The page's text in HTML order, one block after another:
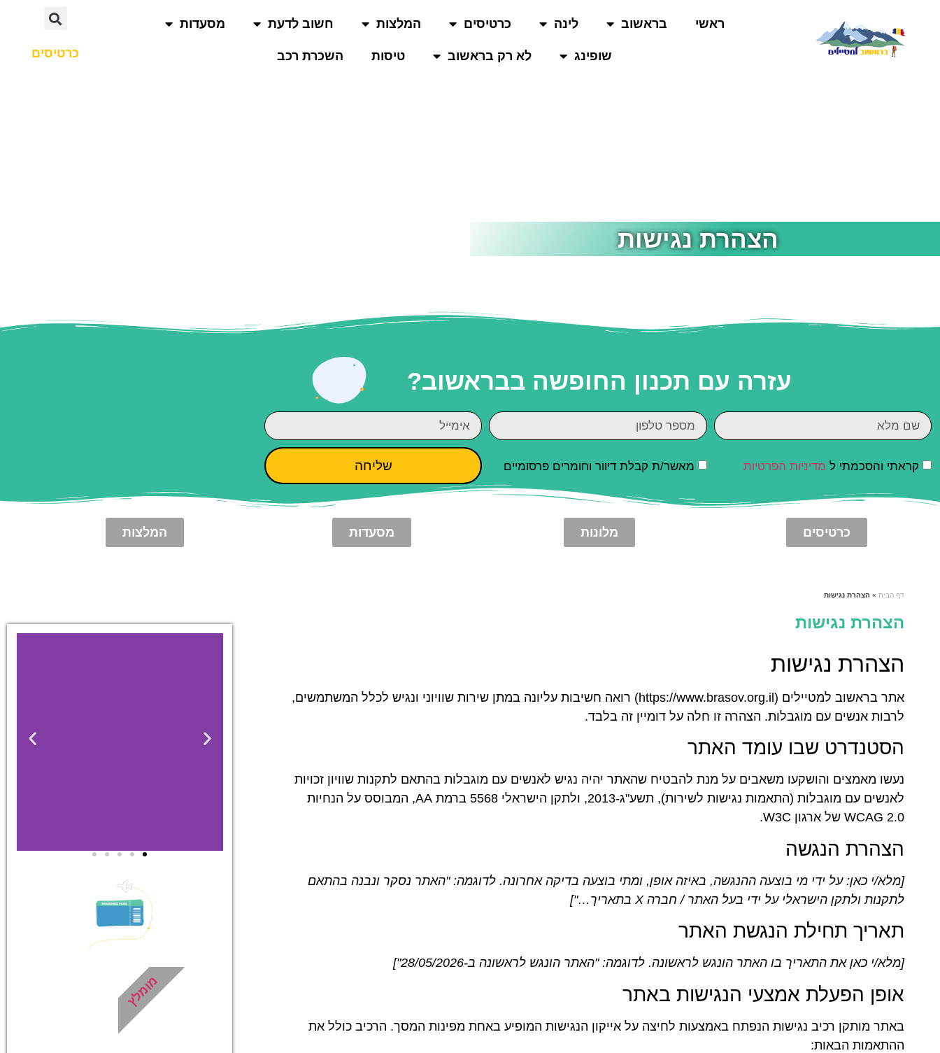
ראשי בראשוב לינה כרטיסים המלצות חשוב לדעת מסעדות
שופינג לא רק בראשוב טיסות השכרת רכב כרטיסים
הצהרת נגישות
עזרה עם תכנון החופשה בבראשוב?
קראתי והסכמתי ל מדיניות הפרטיות מאשר/ת קבלת דיוור וחומרים פרסומיים שליחה
כרטיסים מלונות מסעדות המלצות
דף הבית» הצהרת נגישות
הצהרת נגישות
הצהרת נגישות
אתר בראשוב למטיילים (https://www.brasov.org.il) רואה חשיבות עליונה במתן שירות שוויוני ונגיש לכלל המשתמשים,
לרבות אנשים עם מוגבלות. הצהרה זו חלה על דומיין זה בלבד.
הסטנדרט שבו עומד האתר
נעשו מאמצים והושקעו משאבים על מנת להבטיח שהאתר יהיה נגיש לאנשים עם מוגבלות בהתאם לתקנות שוויון זכויות
לאנשים עם מוגבלות (התאמות נגישות לשירות), תשע"ג-2013, ולתקן הישראלי 5568 ברמת AA, המבוסס על הנחיות
WCAG 2.0 של ארגון W3C.
הצהרת הנגשה
[מלא/י כאן: על ידי מי בוצעה ההנגשה, באיזה אופן, ומתי בוצעה בדיקה אחרונה. לדוגמה: "האתר נסקר ונבנה בהתאם
לתקנות ולתקן הישראלי על ידי בעל האתר / חברה X בתאריך…"]
תאריך תחילת הנגשת האתר
[מלא/י כאן את התאריך בו האתר הונגש לראשונה. לדוגמה: "האתר הונגש לראשונה ב-28/05/2026"]
אופן הפעלת אמצעי הנגישות באתר
באתר מותקן רכיב נגישות הנפתח באמצעות לחיצה על אייקון הנגישות המופיע באחת מפינות המסך. הרכיב כולל את
ההתאמות הבאות:
טיסה זולה?
לחצו
השכרת
רכב
לחצו פה!
פעילויות וסיורים
סיורים
הדרכה מקצועית
ואינפורמטיבית
במיוחד עבורכם!
מומלץ